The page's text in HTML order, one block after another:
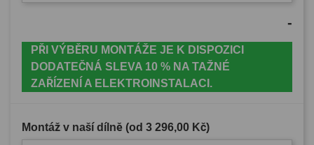
-
PŘI VÝBĚRU MONTÁŽE JE K DISPOZICI
DODATEČNÁ SLEVA 10 % NA TAŽNÉ
ZAŘÍZENÍ A ELEKTROINSTALACI.
Montáž v naší dílně (od 3 296,00 Kč)